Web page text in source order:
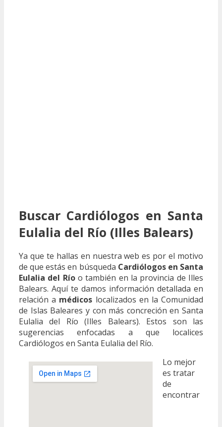
Buscar Cardiólogos en Santa
Eulalia del Río (Illes Balears)
Ya que te hallas en nuestra web es por el motivo
de que estás en búsqueda Cardiólogos en Santa
Eulalia del Ríoo también en la provincia de Illes
Balears. Aquí te damos información detallada en
relación a médicos localizados en la Comunidad
de Islas Baleares y con más concreción en Santa
Eulalia del Río (Illes Balears). Estos son las
sugerencias enfocadas a que localices
Cardiólogos en Santa Eulalia del Río.
Lo mejor
es tratar
de
encontrar